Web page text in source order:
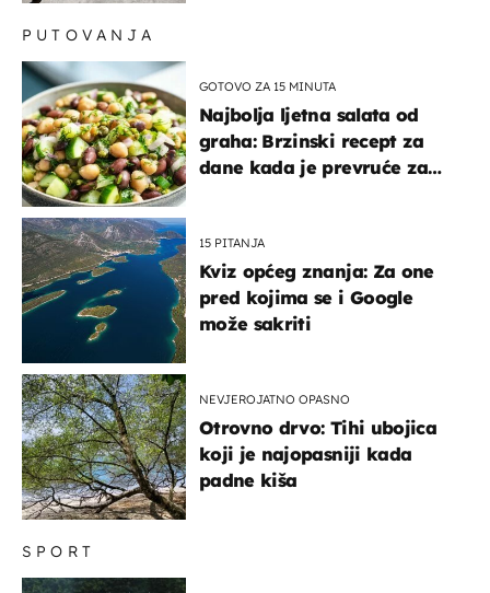
SPORT
PUTOVANJA
GOTOVO ZA 15 MINUTA
Najbolja ljetna salata od
graha: Brzinski recept za
dane kada je prevruće za
15 PITANJA
Kviz općeg znanja: Za one
pred kojima se i Google
može sakriti
NEVJEROJATNO OPASNO
Otrovno drvo: Tihi ubojica
koji je najopasniji kada
padne kiša